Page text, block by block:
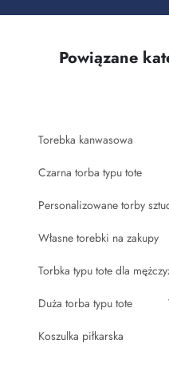
Powiązane
Torebka kanwasowa
Czarna torba typu tote
Personalizowane torby
Własne torebki na zakupy
Torbka typu tote dla
Duża torba typu tote
Koszulka piłkarska